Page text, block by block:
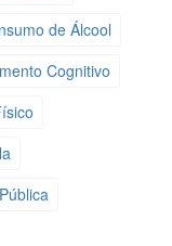
de Álcool
Cognitivo